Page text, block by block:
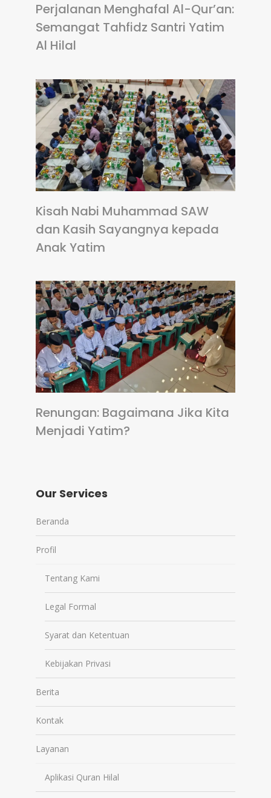
Perjalanan Menghafal Al-Qur’an:
Semangat Tahfidz Santri Yatim
Al Hilal
Kisah Nabi Muhammad SAW
dan Kasih Sayangnya kepada
Anak Yatim
Renungan: Bagaimana Jika Kita
Menjadi Yatim?
Our Services
Beranda
Profil
Tentang Kami
Legal Formal
Syarat dan Ketentuan
Kebijakan Privasi
Berita
Kontak
Layanan
Aplikasi Quran Hilal